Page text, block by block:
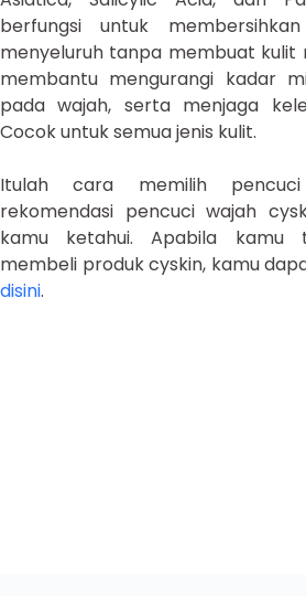
berfungsi untuk
menyeluruh tanpa membuat kulit
membantu mengurangi kadar
pada wajah, serta menjaga
Cocok untuk semua jenis kulit.
Itulah cara memilih
rekomendasi pencuci wajah
kamu ketahui. Apabila kamu
membeli produk cyskin, kamu
disini.